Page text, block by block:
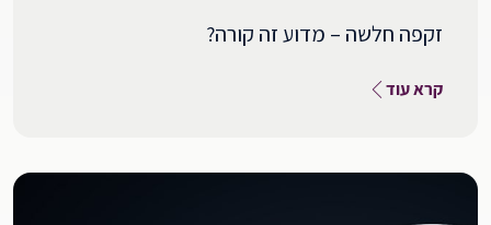
זקפה חלשה – מדוע זה קורה?
קרא עוד